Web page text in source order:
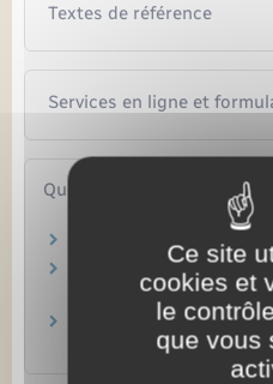
Textes de référence
Services en ligne et
Questions ? Réponses !
Qu'est-ce que la taxe
Doit-on verser des
mise en location d'un
Taxe de séjour
Ce site
cookies et
le
que vous